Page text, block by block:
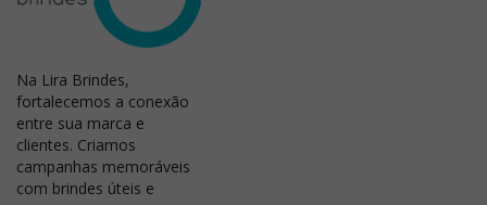
Na Lira Brindes,
fortalecemos a conexão
entre sua marca e
clientes. Criamos
campanhas memoráveis
com brindes úteis e